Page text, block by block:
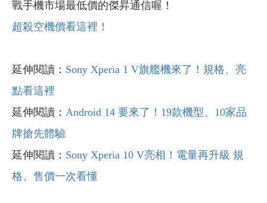
戰手機市場最低價的傑昇通信喔！
超殺空機價看這裡！
延伸閱讀： Sony Xperia 1 V旗艦機來了！規格、亮
點看這裡
延伸閱讀： Android 14 要來了！19款機型、10家品
牌搶先體驗
延伸閱讀： Sony Xperia 10 V亮相！電量再升級 規
格、售價一次看懂